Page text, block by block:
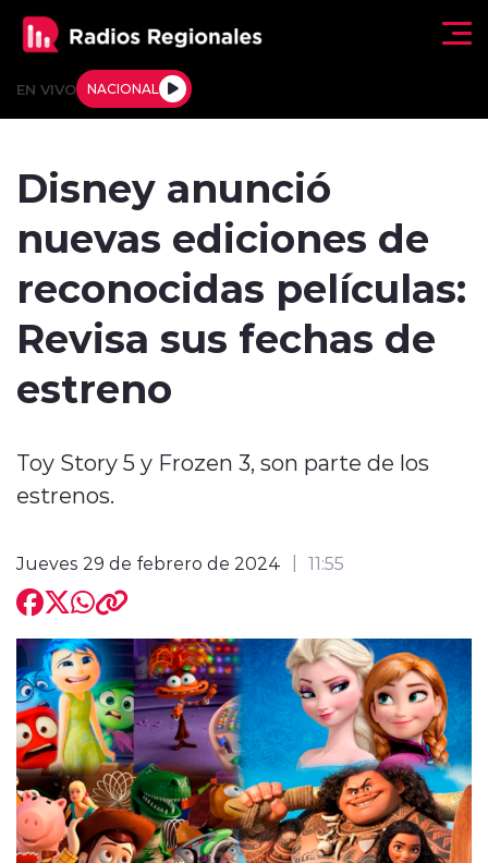
EN VIVO NACIONAL
Actualidad
Deportes
Internacional
Entrevistas
modo claro
Disney anunció
nuevas ediciones de
reconocidas películas:
Revisa sus fechas de
estreno
Toy Story 5 y Frozen 3, son parte de los
estrenos.
Jueves 29 de febrero de 2024 11:55